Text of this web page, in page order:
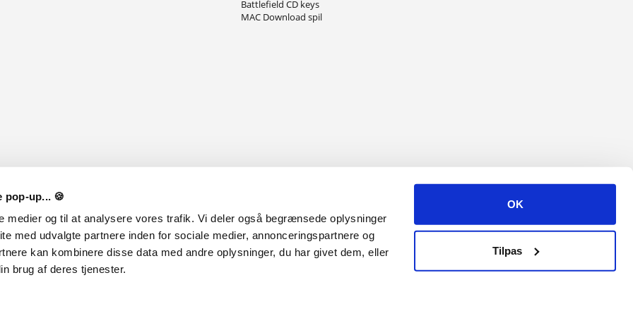
pop-up... 🍪
medier og til at analysere vores trafik. Vi deler også begrænsede oplysninger
med udvalgte partnere inden for sociale medier, annonceringspartnere og
kan kombinere disse data med andre oplysninger, du har givet dem, eller
brug af deres tjenester.
OK
Tilpas
Battlefield CD keys
MAC Download spil
med i vores anmeldelser, giveaways og nyheder på de forskellige sociale medier.